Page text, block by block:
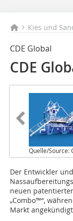
Kies und
CDE Global
CDE
Quelle/Source:
D‌er Entwickler
neuen
„Combo™“,
Markt